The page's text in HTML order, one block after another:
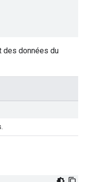
des données du